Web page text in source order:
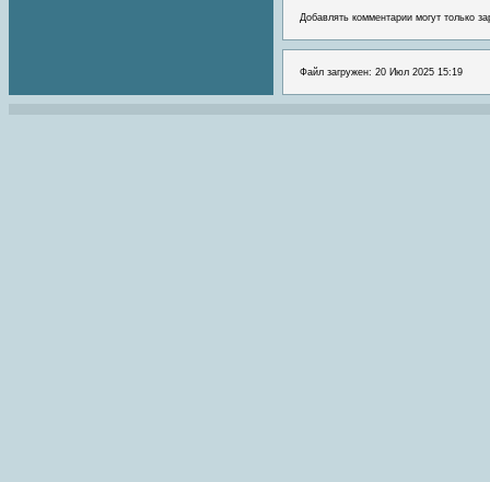
Добавлять комментарии могут только
Файл загружен: 20 Июл 2025 15:19